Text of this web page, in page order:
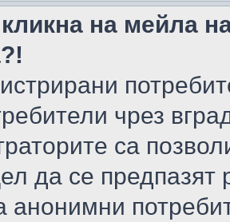
кликна на мейла
чрез
са
да се предпазят
анонимни